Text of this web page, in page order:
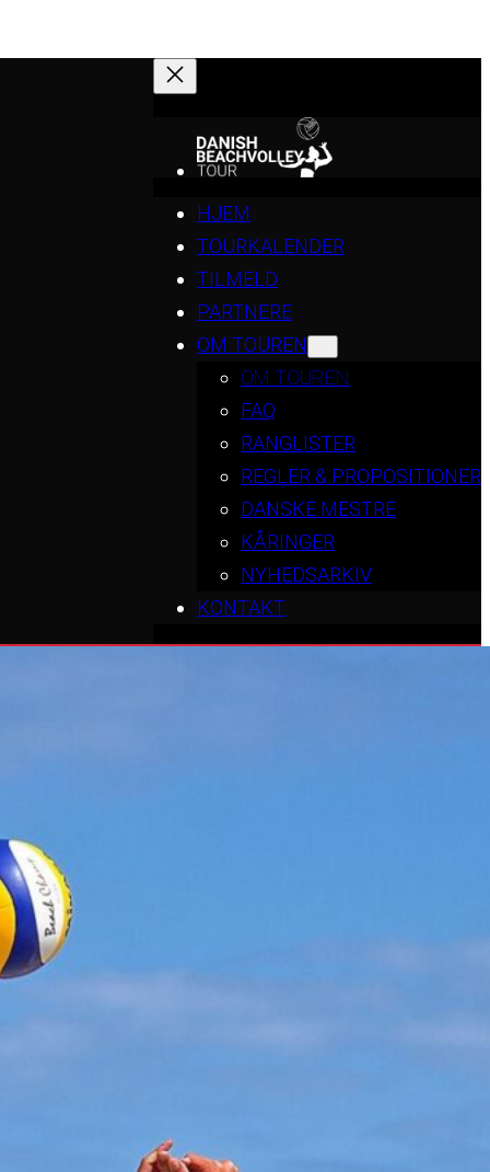
HJEM
TOURKALENDER
TILMELD
PARTNERE
OM TOUREN
OM TOUREN
FAQ
RANGLISTER
REGLER & PROPOSITIONER
DANSKE MESTRE
KÅRINGER
NYHEDSARKIV
KONTAKT